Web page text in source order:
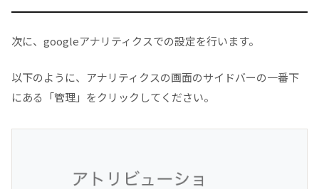
次に、googleアナリティクスでの設定を行います。
以下のように、アナリティクスの画面のサイドバーの一番下
にある「管理」をクリックしてください。